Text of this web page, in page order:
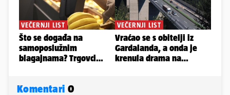
Komentari 0